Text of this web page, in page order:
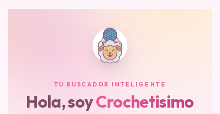
TU BUSCADOR INTELIGENTE
Hola, soyCrochetisimo